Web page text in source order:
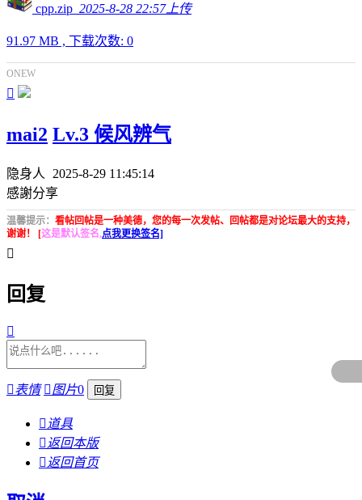
cpp.zip 2025-8-28 22:57上传
91.97 MB , 下载次数: 0
ONEW

mai2 Lv.3 候风辨气
隐身人
2025-8-29 11:45:14
感謝分享
温馨提示： 看帖回帖是一种美德，您的每一次发帖、回帖都是对论坛最大的支持，
谢谢！ [这是默认签名,点我更换签名]

回复

表情 图片0
道具
返回本版
返回首页